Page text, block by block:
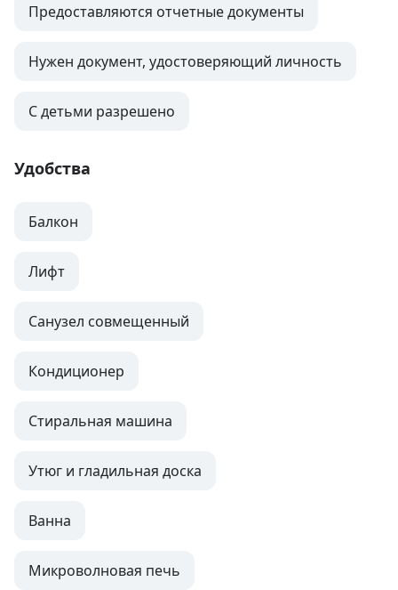
Предоставляются отчетные документы
Нужен документ, удостоверяющий личность
С детьми разрешено
Удобства
Балкон
Лифт
Санузел совмещенный
Кондиционер
Стиральная машина
Утюг и гладильная доска
Ванна
Микроволновая печь